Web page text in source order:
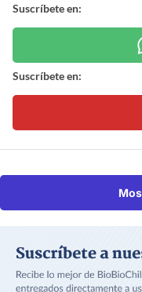
Suscríbete en:
Suscríbete en: